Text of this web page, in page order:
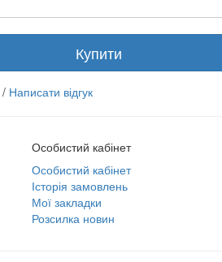
Купити
/ Написати відгук
Особистий кабінет
Особистий кабінет
Історія замовлень
Мої закладки
Розсилка новин